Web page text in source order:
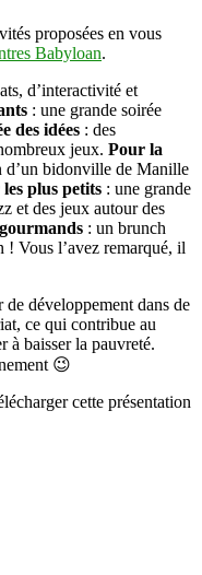
proposées en vous
Babyloan.
d’interactivité et
: une grande soirée
des idées : des
jeux. Pour la
d’un bidonville de Manille
plus petits : une grande
et des jeux autour des
: un brunch
! Vous l’avez remarqué, il
développement dans de
ce qui contribue au
à baisser la pauvreté.
😉
cette présentation